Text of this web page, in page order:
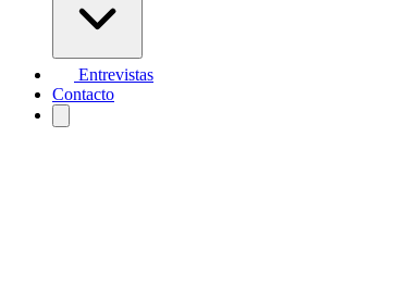
Entrevistas
Contacto